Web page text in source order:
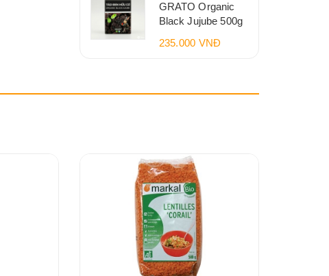
GRATO Organic
Black Jujube 500g
235.000 VNĐ